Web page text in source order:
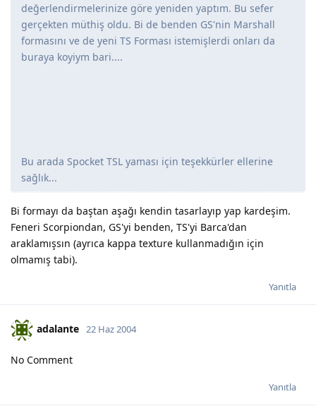
değerlendirmelerinize göre yeniden yaptım. Bu sefer
gerçekten müthiş oldu. Bi de benden GS'nin Marshall
formasını ve de yeni TS Forması istemişlerdi onları da
buraya koyiym bari....
Bu arada Spocket TSL yaması için teşekkürler ellerine
sağlık...
Bi formayı da baştan aşağı kendin tasarlayıp yap kardeşim.
Feneri Scorpiondan, GS'yi benden, TS'yi Barca'dan
araklamışsın (ayrıca kappa texture kullanmadığın için
olmamış tabi).
Yanıtla
adalante 22 Haz 2004
No Comment
Yanıtla